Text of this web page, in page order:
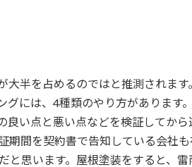
半を占めるのではと推測されます
には、4種類のやり方があります
い点と悪い点などを検証してか
間を契約書で告知している会社
思います。屋根塗装をすると、